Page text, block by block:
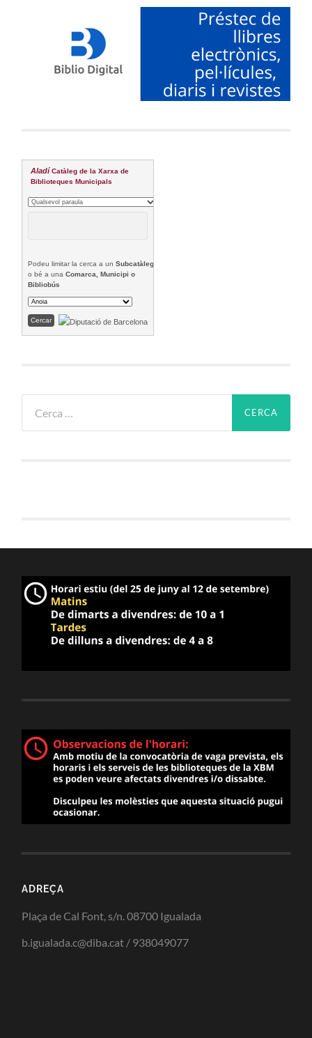
Aladí Catàleg de la Xarxa de
Biblioteques Municipals
Podeu limitar la cerca a unSubcatàleg
o bé a unaComarca, Municipi o
Bibliobús
ADREÇA
Plaça de Cal Font, s/n. 08700 Igualada
b.igualada.c@diba.cat / 938049077